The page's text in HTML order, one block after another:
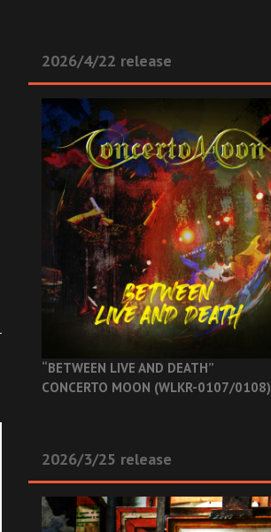
2026/4/22 release
“BETWEEN LIVE AND DEATH”
CONCERTO MOON (WLKR-0107/0108)
2026/3/25 release